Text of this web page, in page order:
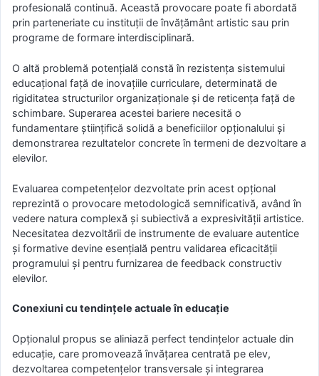
profesională continuă. Această provocare poate fi abordată
prin parteneriate cu instituții de învățământ artistic sau prin
programe de formare interdisciplinară.
O altă problemă potențială constă în rezistența sistemului
educațional față de inovațiile curriculare, determinată de
rigiditatea structurilor organizaționale și de reticența față de
schimbare. Superarea acestei bariere necesită o
fundamentare științifică solidă a beneficiilor opționalului și
demonstrarea rezultatelor concrete în termeni de dezvoltare a
elevilor.
Evaluarea competențelor dezvoltate prin acest opțional
reprezintă o provocare metodologică semnificativă, având în
vedere natura complexă și subiectivă a expresivității artistice.
Necesitatea dezvoltării de instrumente de evaluare autentice
și formative devine esențială pentru validarea eficacității
programului și pentru furnizarea de feedback constructiv
elevilor.
Conexiuni cu tendințele actuale în educație
Opționalul propus se aliniază perfect tendințelor actuale din
educație, care promovează învățarea centrată pe elev,
dezvoltarea competențelor transversale și integrarea